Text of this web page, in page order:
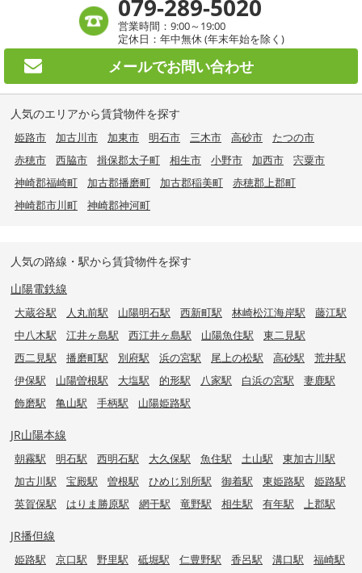
079-289-5020
営業時間：9:00～19:00
定休日：年中無休 (年末年始を除く)
メールでお問い合わせ
人気のエリアから賃貸物件を探す
姫路市 加古川市 加東市 明石市 三木市 高砂市
たつの市
赤穂市
西脇市 揖保郡太子町 相生市 小野市 加西市
宍粟市
神崎郡福崎町
加古郡播磨町 加古郡稲美町
赤穂郡上郡町
神崎郡市川町
神崎郡神河町
人気の路線・駅から賃貸物件を探す
山陽電鉄線
大蔵谷駅 人丸前駅 山陽明石駅 西新町駅 林崎松江海岸駅
藤江駅
中八木駅
江井ヶ島駅 西江井ヶ島駅 山陽魚住駅
東二見駅
西二見駅
播磨町駅 別府駅 浜の宮駅 尾上の松駅 高砂駅
荒井駅
伊保駅
山陽曽根駅 大塩駅 的形駅 八家駅 白浜の宮駅
妻鹿駅
飾磨駅
亀山駅 手柄駅 山陽姫路駅
JR山陽本線
朝霧駅 明石駅 西明石駅 大久保駅 魚住駅 土山駅
東加古川駅
加古川駅
宝殿駅 曽根駅 ひめじ別所駅 御着駅 東姫路駅
姫路駅
英賀保駅
はりま勝原駅 網干駅 竜野駅 相生駅 有年駅 上郡駅
JR播但線
姫路駅 京口駅 野里駅 砥堀駅 仁豊野駅 香呂駅 溝口駅
福崎駅